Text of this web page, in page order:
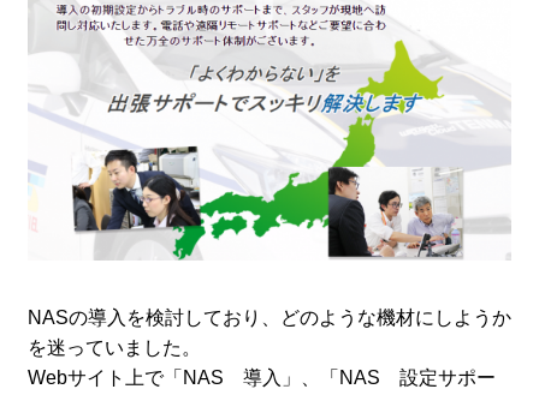
NASの導入を検討しており、どのような機材にしようか
を迷っていました。
Webサイト上で「NAS 導入」、「NAS 設定サポー